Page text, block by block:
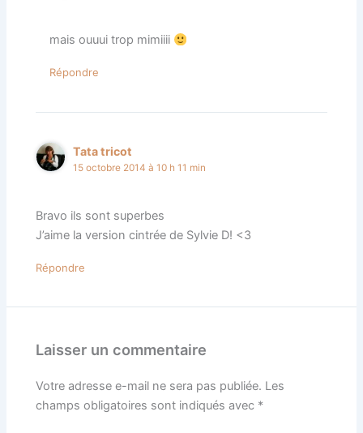
mais ouuui trop mimiiii
Répondre
Tata tricot
15 octobre 2014 à 10 h 11 min
Bravo ils sont superbes
J’aime la version cintrée de Sylvie D! <3
Répondre
Laisser un commentaire
Votre adresse e-mail ne sera pas publiée. Les
champs obligatoires sont indiqués avec *